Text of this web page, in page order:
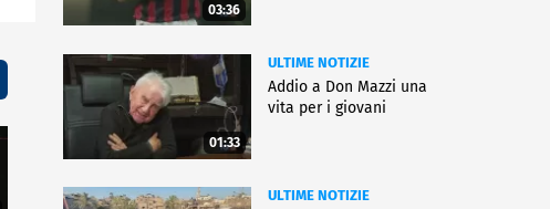
03:36
01:33
ULTIME NOTIZIE
Addio a Don Mazzi una
vita per i giovani
ULTIME NOTIZIE